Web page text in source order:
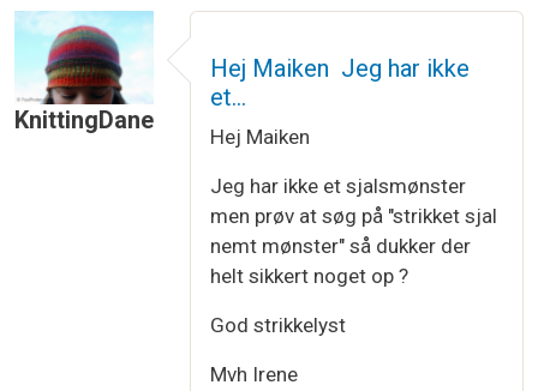
KnittingDane
Hej Maiken Jeg har ikke
et…
Hej Maiken
Jeg har ikke et sjalsmønster
men prøv at søg på "strikket sjal
nemt mønster" så dukker der
helt sikkert noget op ?
God strikkelyst
Mvh Irene